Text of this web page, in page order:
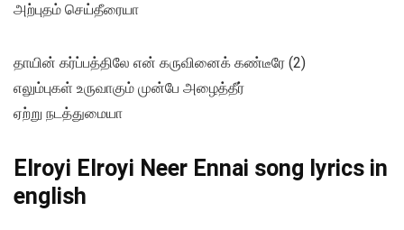
அற்புதம் செய்தீரையா
தாயின் கர்ப்பத்திலே என் கருவினைக் கண்டீரே (2)
எலும்புகள் உருவாகும் முன்பே அழைத்தீர்
ஏற்று நடத்துமையா
Elroyi Elroyi Neer Ennai song lyrics in
english